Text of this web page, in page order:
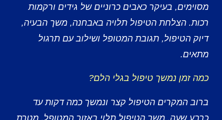
מסוימים, בעיקר כאבים כרוניים של גידים ורקמות
רכות. הצלחת הטיפול תלויה באבחנה, משך הבעיה,
דיוק הטיפול, תגובת המטופל ושילוב עם תרגול
מתאים.
כמה זמן נמשך טיפול בגלי הלם?
ברוב המקרים הטיפול קצר ונמשך כמה דקות עד